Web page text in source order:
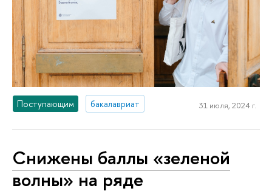
Поступающим бакалавриат 31 июля, 2024 г.
Снижены баллы «зеленой
волны» на ряде